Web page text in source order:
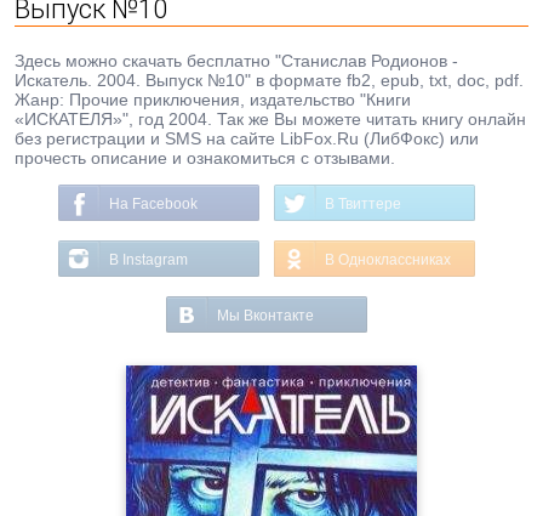
Выпуск №10
Здесь можно скачать бесплатно "Станислав Родионов -
Искатель. 2004. Выпуск №10" в формате fb2, epub, txt, doc, pdf.
Жанр: Прочие приключения, издательство "Книги
«ИСКАТЕЛЯ»", год 2004. Так же Вы можете читать книгу онлайн
без регистрации и SMS на сайте LibFox.Ru (ЛибФокс) или
прочесть описание и ознакомиться с отзывами.
На Facebook В Твиттере
В Instagram В Одноклассниках
Мы Вконтакте